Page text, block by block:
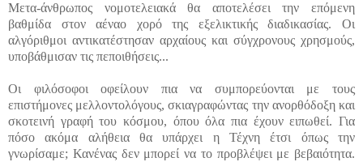
Μετα-άνθρωπος νομοτελειακά θα αποτελέσει την επόμενη
βαθμίδα στον αέναο χορό της εξελικτικής διαδικασίας. Οι
αλγόριθμοι αντικατέστησαν αρχαίους και σύγχρονους χρησμούς,
υποβάθμισαν τις πεποιθήσεις...
Οι φιλόσοφοι οφείλουν πια να συμπορεύονται με τους
επιστήμονες μελλοντολόγους, σκιαγραφώντας την ανορθόδοξη και
σκοτεινή γραφή του κόσμου, όπου όλα πια έχουν ειπωθεί. Για
πόσο ακόμα αλήθεια θα υπάρχει η Τέχνη έτσι όπως την
γνωρίσαμε; Κανένας δεν μπορεί να το προβλέψει με βεβαιότητα.